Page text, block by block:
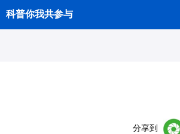
科普你我共参与
分享到